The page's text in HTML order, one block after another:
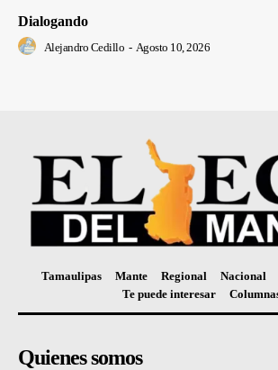
Dialogando
Alejandro Cedillo - Agosto 10, 2026
Tamaulipas Mante Regional Nacional
Te puede interesar
Quienes somos